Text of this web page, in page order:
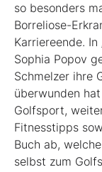
so besonders
Borreliose-­
Karriereende. In
Sophia Popov
Schmelzer ihre
überwunden
Golfsport,
Fitnesstipps
Buch ab,
selbst zum